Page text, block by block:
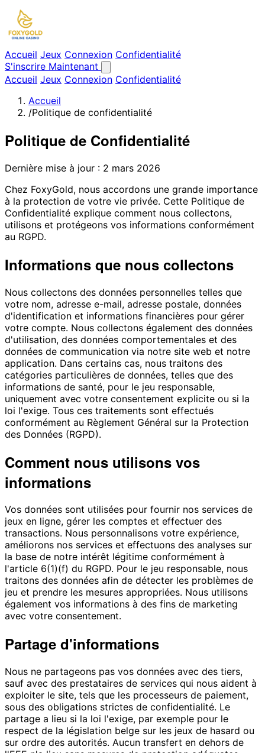
Accueil Jeux Connexion Confidentialité
S'inscrire Maintenant
Accueil Jeux Connexion Confidentialité
Accueil
/Politique de confidentialité
Politique de Confidentialité
Dernière mise à jour : 2 mars 2026
Chez FoxyGold, nous accordons une grande importance
à la protection de votre vie privée. Cette Politique de
Confidentialité explique comment nous collectons,
utilisons et protégeons vos informations conformément
au RGPD.
Informations que nous collectons
Nous collectons des données personnelles telles que
votre nom, adresse e-mail, adresse postale, données
d'identification et informations financières pour gérer
votre compte. Nous collectons également des données
d'utilisation, des données comportementales et des
données de communication via notre site web et notre
application. Dans certains cas, nous traitons des
catégories particulières de données, telles que des
informations de santé, pour le jeu responsable,
uniquement avec votre consentement explicite ou si la
loi l'exige. Tous ces traitements sont effectués
conformément au Règlement Général sur la Protection
des Données (RGPD).
Comment nous utilisons vos
informations
Vos données sont utilisées pour fournir nos services de
jeux en ligne, gérer les comptes et effectuer des
transactions. Nous personnalisons votre expérience,
améliorons nos services et effectuons des analyses sur
la base de notre intérêt légitime conformément à
l'article 6(1)(f) du RGPD. Pour le jeu responsable, nous
traitons des données afin de détecter les problèmes de
jeu et prendre les mesures appropriées. Nous utilisons
également vos informations à des fins de marketing
avec votre consentement.
Partage d'informations
Nous ne partageons pas vos données avec des tiers,
sauf avec des prestataires de services qui nous aident à
exploiter le site, tels que les processeurs de paiement,
sous des obligations strictes de confidentialité. Le
partage a lieu si la loi l'exige, par exemple pour le
respect de la législation belge sur les jeux de hasard ou
sur ordre des autorités. Aucun transfert en dehors de